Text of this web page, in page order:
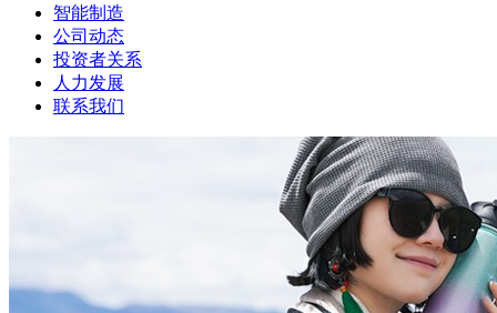
智能制造
公司动态
投资者关系
人力发展
联系我们